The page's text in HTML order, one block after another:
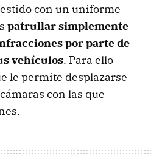
con un uniforme
patrullar simplemente
por parte de
vehículos. Para ello
le permite desplazarse
con las que